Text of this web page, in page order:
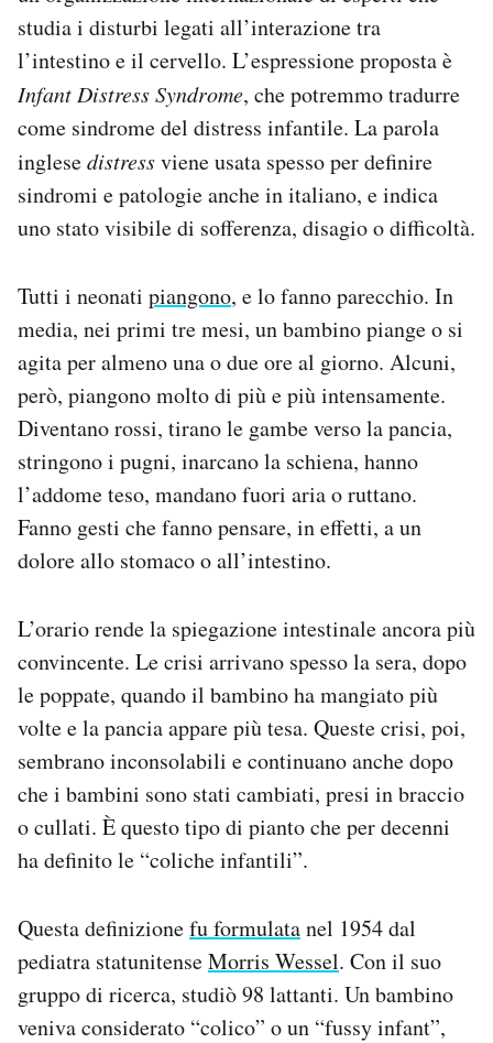
studia i disturbi legati all’interazione tra
l’intestino e il cervello. L’espressione proposta è
Infant Distress Syndrome, che potremmo tradurre
come sindrome del distress infantile. La parola
inglesedistressviene usata spesso per definire
sindromi e patologie anche in italiano, e indica
uno stato visibile di sofferenza, disagio o difficoltà.
Tutti i neonati piangono, e lo fanno parecchio. In
media, nei primi tre mesi, un bambino piange o si
agita per almeno una o due ore al giorno. Alcuni,
però, piangono molto di più e più intensamente.
Diventano rossi, tirano le gambe verso la pancia,
stringono i pugni, inarcano la schiena, hanno
l’addome teso, mandano fuori aria o ruttano.
Fanno gesti che fanno pensare, in effetti, a un
dolore allo stomaco o all’intestino.
L’orario rende la spiegazione intestinale ancora più
convincente. Le crisi arrivano spesso la sera, dopo
le poppate, quando il bambino ha mangiato più
volte e la pancia appare più tesa. Queste crisi, poi,
sembrano inconsolabili e continuano anche dopo
che i bambini sono stati cambiati, presi in braccio
o cullati. È questo tipo di pianto che per decenni
ha definito le “coliche infantili”.
Questa definizionefu formulatanel 1954 dal
pediatra statunitenseMorris Wessel. Con il suo
gruppo di ricerca, studiò 98 lattanti. Un bambino
veniva considerato “colico” o un “fussy infant”,